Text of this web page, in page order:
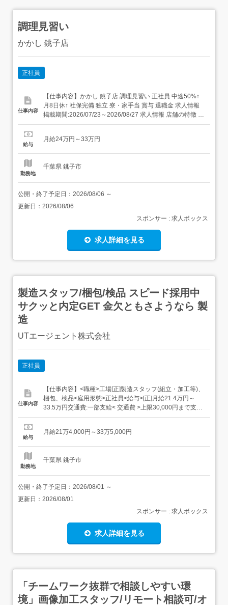
調理見習い
かかし 銚子店
正社員
仕事内容
【仕事内容】かかし 銚子店 調理見習い 正社員 中途50%↑
月8日休↑ 社保完備 独立 寮・家⼿当 賞与 退職金 求人情報
掲載期間:2026/07/23～2026/08/27 求人情報 店舗の特徴 和
食 住 所 千葉県 銚子市 三崎町2-2660-1 イオン銚子SC 1F
駅」より車12分JR...
給与
月給24万円～33万円
勤務地
千葉県 銚子市
公開・終了予定日： 2026/08/06 ～
更新日： 2026/08/06
スポンサー : 求人ボックス
求人詳細を見る
製造スタッフ/梱包/検品 スピード採用中
サクッと内定GET 金欠ともさようなら 製
造
UTエージェント株式会社
正社員
仕事内容
【仕事内容】<職種>工場[正]製造スタッフ(組立・加工等)、
梱包、検品<雇用形態>正社員<給与>[正]月給21.4万円～
33.5万円交通費:一部支給< 交通費 >上限30,000円まで支給
会社規定有り< その他手当など >残業手当:全額支給休日出
度スタート 給与受取日を「選べる」!働いた分...
給与
月給21万4,000円～33万5,000円
勤務地
千葉県 銚子市
公開・終了予定日： 2026/08/01 ～
更新日： 2026/08/01
スポンサー : 求人ボックス
求人詳細を見る
「チームワーク抜群で相談しやすい環
境」画像加工スタッフ/リモート相談可/オ